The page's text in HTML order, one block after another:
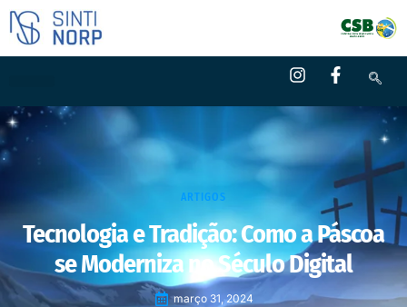
ARTIGOS
Tecnologia e Tradição: Como a Páscoa
se Moderniza no Século Digital
março 31, 2024